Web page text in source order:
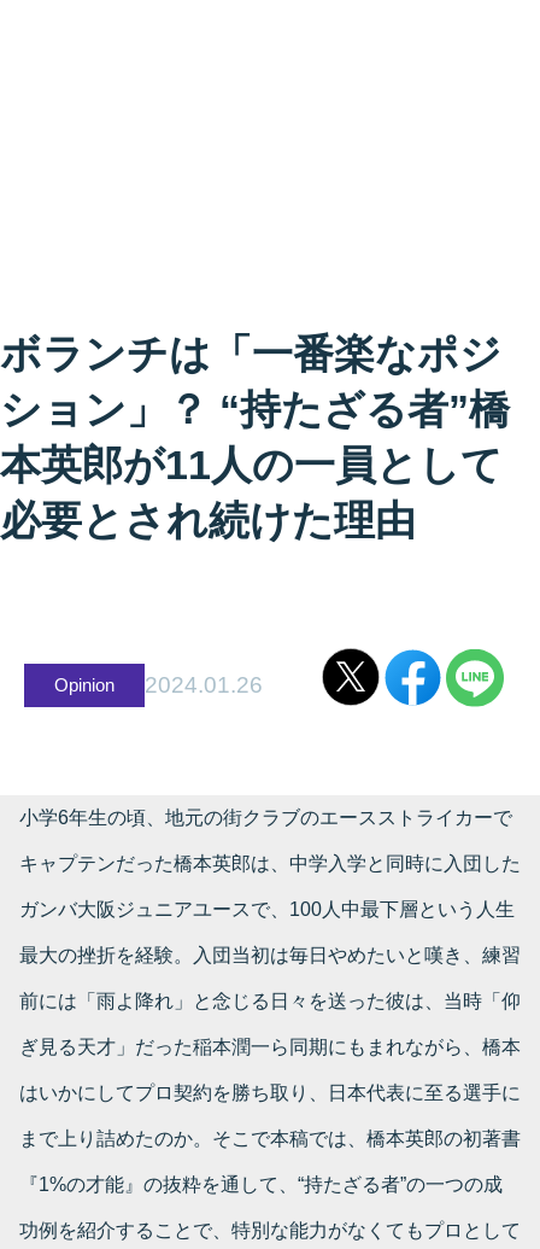
ボランチは「一番楽なポジ
ション」？ “持たざる者”橋
本英郎が11人の一員として
必要とされ続けた理由
Opinion 2024.01.26
小学6年生の頃、地元の街クラブのエースストライカーで
キャプテンだった橋本英郎は、中学入学と同時に入団した
ガンバ大阪ジュニアユースで、100人中最下層という人生
最大の挫折を経験。入団当初は毎日やめたいと嘆き、練習
前には「雨よ降れ」と念じる日々を送った彼は、当時「仰
ぎ見る天才」だった稲本潤一ら同期にもまれながら、橋本
はいかにしてプロ契約を勝ち取り、日本代表に至る選手に
まで上り詰めたのか。そこで本稿では、橋本英郎の初著書
『1%の才能』の抜粋を通して、“持たざる者”の一つの成
功例を紹介することで、特別な能力がなくてもプロとして